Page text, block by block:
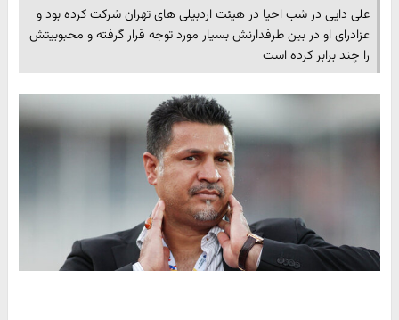
علی دایی در شب احیا در هیئت اردبیلی های تهران شرکت کرده بود و
عزادرای او در بین طرفدارنش بسیار مورد توجه قرار گرفته و محبوبیتش
را چند برابر کرده است